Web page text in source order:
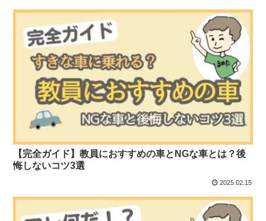
【完全ガイド】教員におすすめの車とNGな車とは？後
悔しないコツ3選
2025.02.15